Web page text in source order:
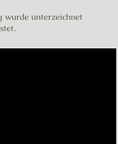
wurde unterzeichnet